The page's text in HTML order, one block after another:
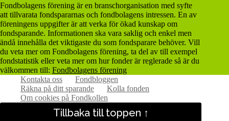
Fondbolagens förening är en branschorganisation med syfte
att tillvarata fondspararnas och fondbolagens intressen. En av
föreningens uppgifter är att verka för ökad kunskap om
fondsparande. Informationen ska vara saklig och enkel men
ändå innehålla det viktigaste du som fondsparare behöver. Vill
du veta mer om Fondbolagens förening, ta del av till exempel
fondstatistik eller veta mer om hur fonder är reglerade så är du
välkommen till: Fondbolagens förening
Kontakta oss
Fondbloggen
Räkna på ditt sparande
Kolla fonden
Om cookies på Fondkollen
Tillbaka till toppen ↑